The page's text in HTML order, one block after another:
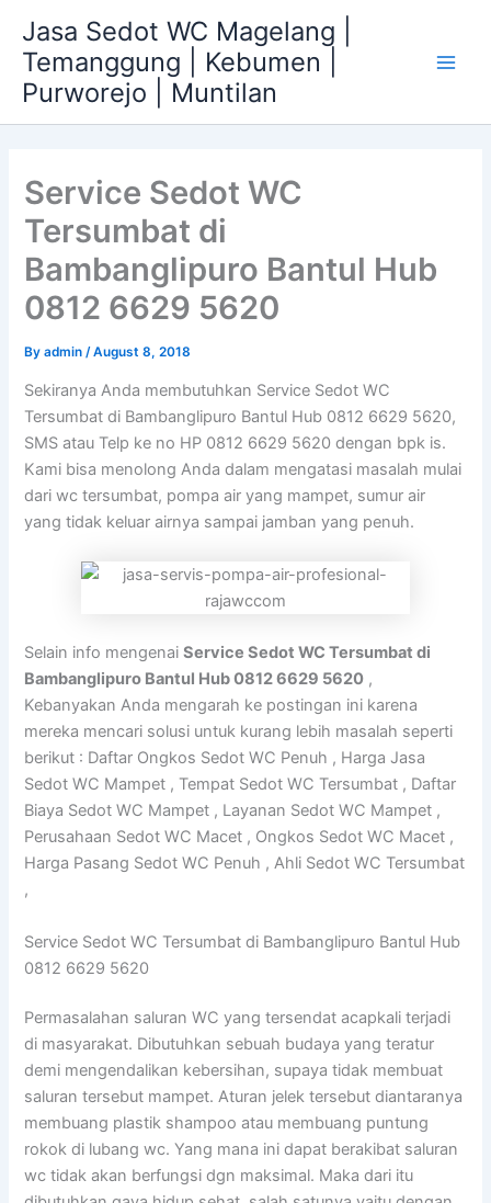
content
Jasa Sedot WC Magelang |
Temanggung | Kebumen |
Purworejo | Muntilan
Service Sedot WC
Tersumbat di
Bambanglipuro Bantul Hub
0812 6629 5620
Byadmin/August 8, 2018
Sekiranya Anda membutuhkan Service Sedot WC
Tersumbat di Bambanglipuro Bantul Hub 0812 6629 5620,
SMS atau Telp ke no HP 0812 6629 5620 dengan bpk is.
Kami bisa menolong Anda dalam mengatasi masalah mulai
dari wc tersumbat, pompa air yang mampet, sumur air
yang tidak keluar airnya sampai jamban yang penuh.
Selain info mengenaiService Sedot WC Tersumbat di
Bambanglipuro Bantul Hub 0812 6629 5620 ,
Kebanyakan Anda mengarah ke postingan ini karena
mereka mencari solusi untuk kurang lebih masalah seperti
berikut : Daftar Ongkos Sedot WC Penuh , Harga Jasa
Sedot WC Mampet , Tempat Sedot WC Tersumbat , Daftar
Biaya Sedot WC Mampet , Layanan Sedot WC Mampet ,
Perusahaan Sedot WC Macet , Ongkos Sedot WC Macet ,
Harga Pasang Sedot WC Penuh , Ahli Sedot WC Tersumbat
,
Service Sedot WC Tersumbat di Bambanglipuro Bantul Hub
0812 6629 5620
Permasalahan saluran WC yang tersendat acapkali terjadi
di masyarakat. Dibutuhkan sebuah budaya yang teratur
demi mengendalikan kebersihan, supaya tidak membuat
saluran tersebut mampet. Aturan jelek tersebut diantaranya
membuang plastik shampoo atau membuang puntung
rokok di lubang wc. Yang mana ini dapat berakibat saluran
wc tidak akan berfungsi dgn maksimal. Maka dari itu